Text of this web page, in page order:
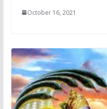
October 16, 2021